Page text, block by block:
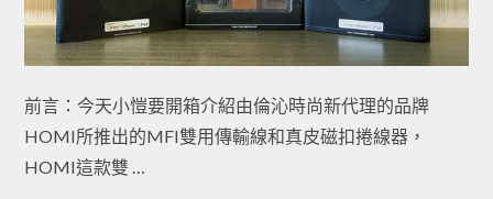
前言：今天小愷要開箱介紹由倫沁時尚新代理的品牌
HOMI所推出的MFI雙用傳輸線和真皮磁扣捲線器，
HOMI這款雙 …